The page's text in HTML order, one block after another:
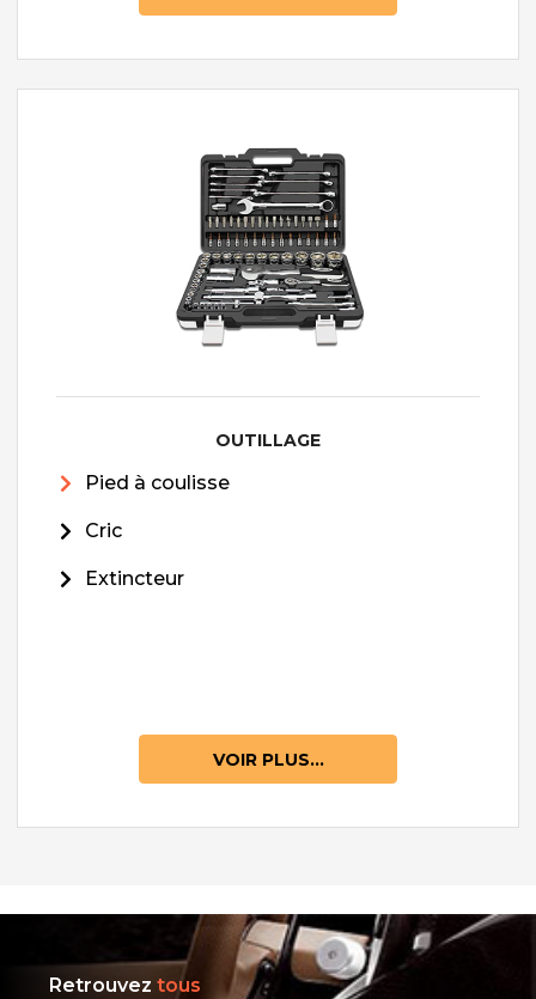
OUTILLAGE
Pied à coulisse
Cric
Extincteur
VOIR PLUS...
Retrouvez tous